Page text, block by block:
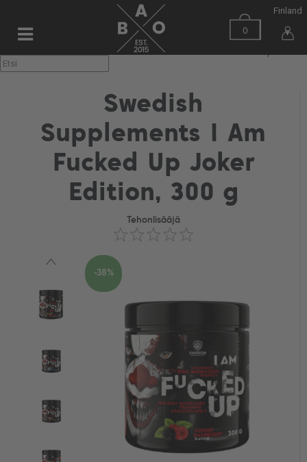
0
Finland
▼
Swedish
Supplements I Am
Fucked Up Joker
Edition, 300 g
Tehonlisääjä
-38%